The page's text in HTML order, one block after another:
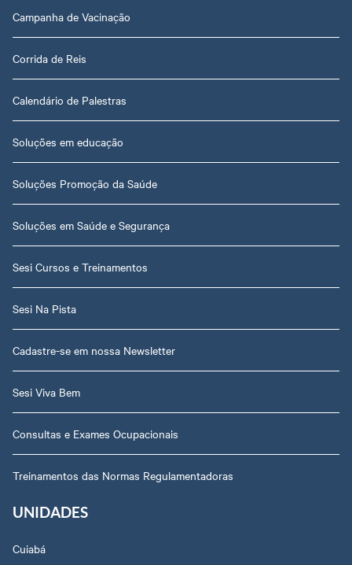
Campanha de Vacinação
Corrida de Reis
Calendário de Palestras
Soluções em educação
Soluções Promoção da Saúde
Soluções em Saúde e Segurança
Sesi Cursos e Treinamentos
Sesi Na Pista
Cadastre-se em nossa Newsletter
Sesi Viva Bem
Consultas e Exames Ocupacionais
Treinamentos das Normas Regulamentadoras
UNIDADES
Cuiabá